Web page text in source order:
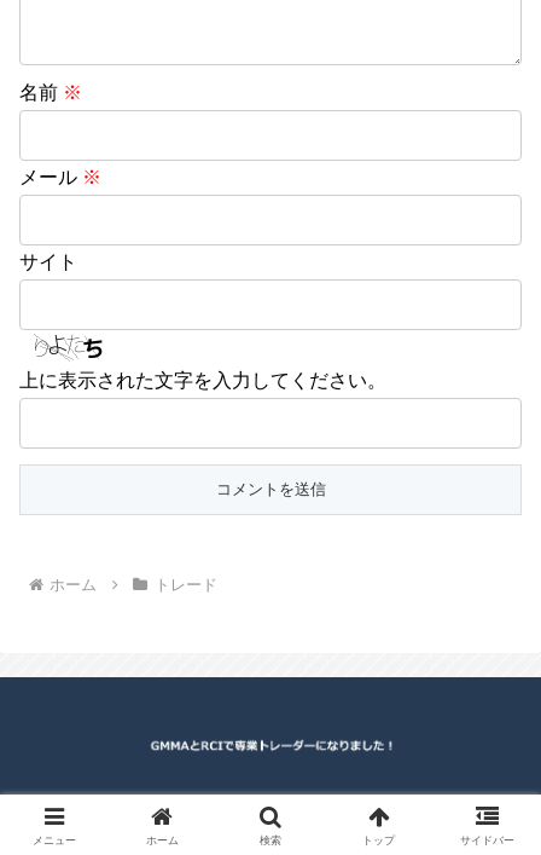
名前 ※
メール ※
サイト
上に表示された文字を入力してください。
ホーム トレード
© 2014 GMMAとRCIで専業トレーダーになりました！.
メニュー ホーム 検索 トップ サイドバー